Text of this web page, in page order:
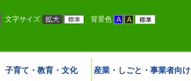
文字サイズ 背景色
子育て・教育・文化 産業・しごと・事業者向け